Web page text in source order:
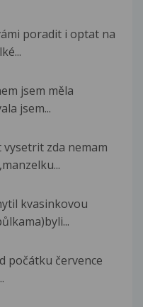
poradit i optat na
jsem měla
jsem...
zda nemam
kvasinkovou
počátku července